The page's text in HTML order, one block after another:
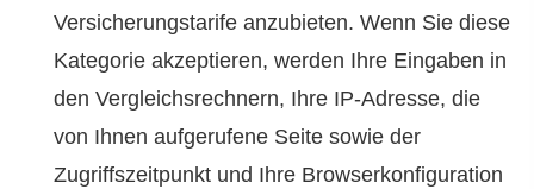
Versicherungstarife anzubieten. Wenn Sie diese
Kategorie akzeptieren, werden Ihre Eingaben in
den Vergleichsrechnern, Ihre IP-Adresse, die
von Ihnen aufgerufene Seite sowie der
Zugriffszeitpunkt und Ihre Browserkonfiguration